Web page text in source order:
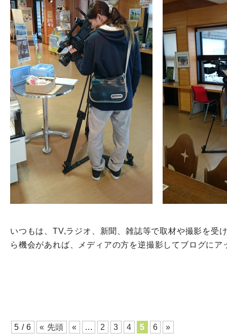
いつもは、TV,ラジオ、新聞、雑誌等で取材や撮影を受
ら機会があれば、メディアの方を逆撮影してブログにア
5 / 6 « 先頭 « ... 2 3 4 5 6 »